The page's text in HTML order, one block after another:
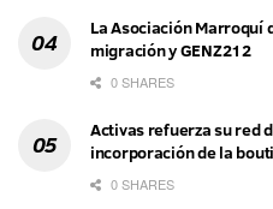
La Asociación Marroquí
migración y GENZ212
0 SHARES
Activas refuerza su red
incorporación de la
0 SHARES